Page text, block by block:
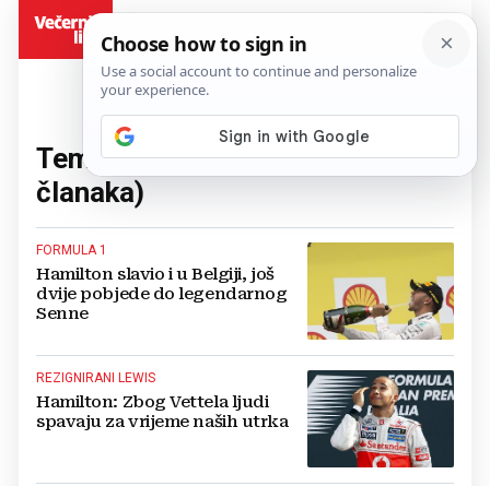
Tema:Lewis Hamilton(50
članaka)
FORMULA 1
Hamilton slavio i u Belgiji, još
dvije pobjede do legendarnog
Senne
REZIGNIRANI LEWIS
Hamilton: Zbog Vettela ljudi
spavaju za vrijeme naših utrka